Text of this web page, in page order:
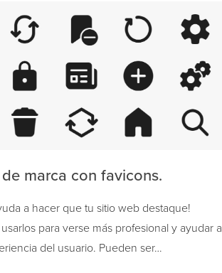
marca con favicons.
a hacer que tu sitio web destaque!
para verse más profesional y ayudar a
del usuario. Pueden ser…